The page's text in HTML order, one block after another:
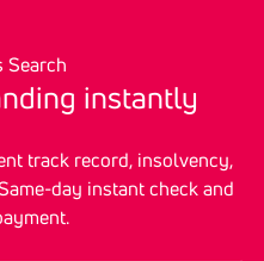
Search
instantly
track record, insolvency,
day instant check and